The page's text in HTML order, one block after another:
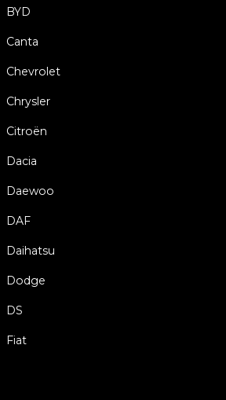
BYD
Canta
Chevrolet
Chrysler
Citroën
Dacia
Daewoo
DAF
Daihatsu
Dodge
DS
Fiat